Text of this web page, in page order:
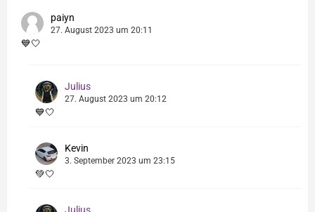
paiyn
27. August 2023 um 20:11
💙🤍
Julius
27. August 2023 um 20:12
💙🤍
Kevin
3. September 2023 um 23:15
💚🤍
Julius